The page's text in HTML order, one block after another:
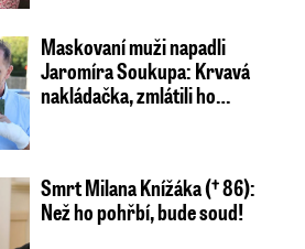
Maskovaní muži napadli
Jaromíra Soukupa: Krvavá
nakládačka, zmlátili ho…
Smrt Milana Knížáka († 86):
Než ho pohřbí, bude soud!